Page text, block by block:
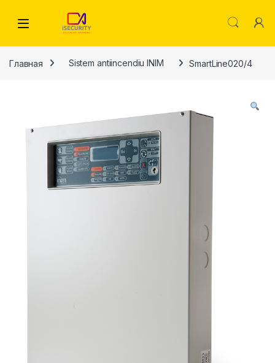
Главная Sistem antiincendiu INIM SmartLine020/4